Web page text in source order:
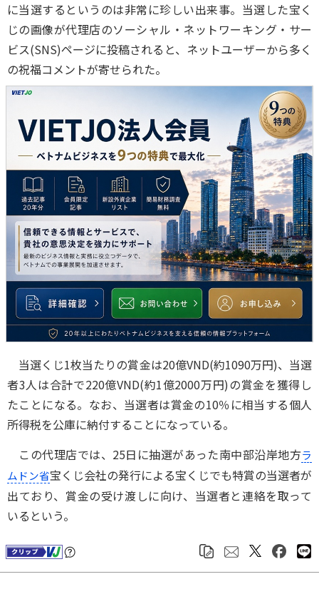
に当選するというのは非常に珍しい出来事。当選した宝く
じの画像が代理店のソーシャル・ネットワーキング・サー
ビス(SNS)ページに投稿されると、ネットユーザーから多く
の祝福コメントが寄せられた。
当選くじ1枚当たりの賞金は20億VND(約1090万円)、当選
者3人は合計で220億VND(約1億2000万円)の賞金を獲得し
たことになる。なお、当選者は賞金の10％に相当する個人
所得税を公庫に納付することになっている。
この代理店では、25日に抽選があった南中部沿岸地方ラ
ムドン省宝くじ会社の発行による宝くじでも特賞の当選者が
出ており、賞金の受け渡しに向け、当選者と連絡を取って
いるという。